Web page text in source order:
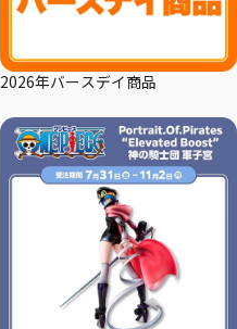
2026年バースデイ商品